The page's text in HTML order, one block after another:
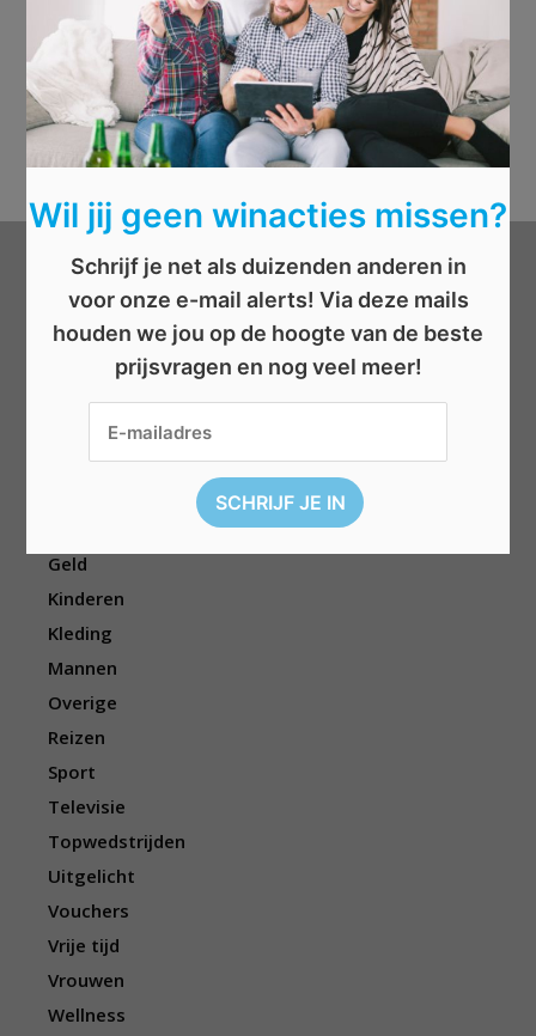
Categorieën
Cadeau
Dieren
Geld
Kinderen
Kleding
Mannen
Overige
Reizen
Sport
Televisie
Topwedstrijden
Uitgelicht
Vouchers
Vrije tijd
Vrouwen
Wellness
Wil jij geen winacties missen?
Schrijf je net als duizenden anderen in
voor onze e-mail alerts! Via deze mails
houden we jou op de hoogte van de beste
prijsvragen en nog veel meer!